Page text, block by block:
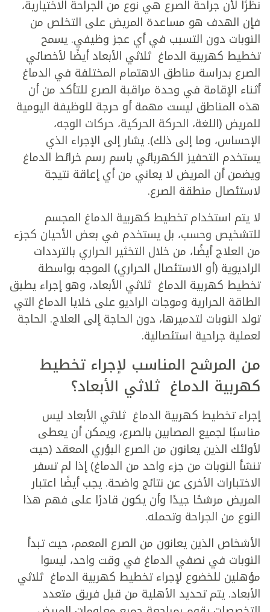
نظرًا لأن جراحة الصرع هي نوع من الجراحة الاختيارية،
فإن الهدف هو مساعدة المريض على التخلص من
النوبات دون التسبب في أي عجز وظيفي. يسمح
تخطيط كهربية الدماغ ثلاثي الأبعادأيضًا لأخصائي
الصرع بدراسة مناطق الاهتمام المختلفة في الدماغ
أثناء الإقامة في وحدة مراقبة الصرع للتأكد من أن
هذه المناطق ليست مهمة أو حرجة للوظيفة اليومية
للمريض (اللغة، الحركة الحركية، حركات الوجه،
الإحساس، وما إلى ذلك). يشار إلى الإجراء الذي
يستخدم التحفيز الكهربائي باسم رسم خرائط الدماغ
ويضمن أن المريض لا يعاني من أي إعاقة نتيجة
لاستئصال منطقة الصرع.
لا يتم استخدام تخطيط كهربية الدماغ المجسم
للتشخيص وحسب، بل يستخدم في بعض الأحيان كجزء
من العلاج أيضًا، من خلال التخثير الحراري بالترددات
الراديوية (أو الاستئصال الحراري) الموجه بواسطة
تخطيط كهربية الدماغ ثلاثي الأبعاد، وهو إجراء يطبق
الطاقة الحرارية وموجات الراديو على خلايا الدماغ التي
تولد النوبات لتدميرها، دون الحاجة إلى العلاج. الحاجة
لعملية جراحية استئصالية.
من المرشح المناسب لإجراء تخطيط
كهربية الدماغ ثلاثي الأبعاد؟
إجراءتخطيط كهربية الدماغ ثلاثي الأبعاد ليس
مناسبًا لجميع المصابين بالصرع، ويمكن أن يعطى
لأولئك الذين يعانون من الصرع البؤري المعقد (حيث
تنشأ النوبات من جزء واحد من الدماغ) إذا لم تسفر
الاختبارات الأخرى عن نتائج واضحة. يجب أيضًا اعتبار
المريض مرشحًا جيدًا وأن يكون قادرًا على فهم هذا
النوع من الجراحة وتحمله.
الأشخاص الذين يعانون من الصرع المعمم، حيث تبدأ
النوبات في نصفي الدماغ في وقت واحد، ليسوا
مؤهلين للخضوع لإجراءتخطيط كهربية الدماغ ثلاثي
الأبعاد. يتم تحديد الأهلية من قبل فريق متعدد